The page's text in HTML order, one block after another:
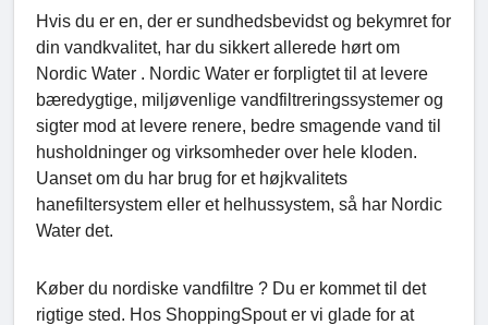
Hvis du er en, der er sundhedsbevidst og bekymret for
din vandkvalitet, har du sikkert allerede hørt om
Nordic Water . Nordic Water er forpligtet til at levere
bæredygtige, miljøvenlige vandfiltreringssystemer og
sigter mod at levere renere, bedre smagende vand til
husholdninger og virksomheder over hele kloden.
Uanset om du har brug for et højkvalitets
hanefiltersystem eller et helhussystem, så har Nordic
Water det.
Køber du nordiske vandfiltre ? Du er kommet til det
rigtige sted. Hos ShoppingSpout er vi glade for at